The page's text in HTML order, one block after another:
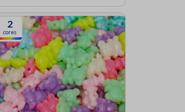
2
cores